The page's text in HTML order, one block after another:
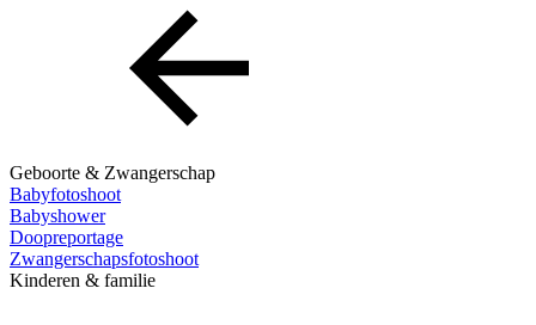
Geboorte & Zwangerschap
Babyfotoshoot
Babyshower
Doopreportage
Zwangerschapsfotoshoot
Kinderen & familie